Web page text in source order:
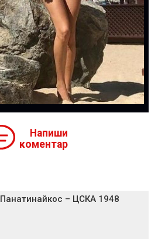
Напиши
коментар
Панатинайкос – ЦСКА 1948